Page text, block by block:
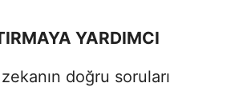
YARDIMCI
doğru soruları